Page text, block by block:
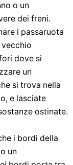
o un
dei freni.
i passaruota
dove si
un
si trova nella
e lasciate
ostinate.
i bordi della
un